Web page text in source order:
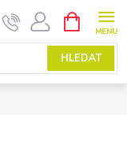
HLEDAT
NÁKUPNÍ
KOŠÍK